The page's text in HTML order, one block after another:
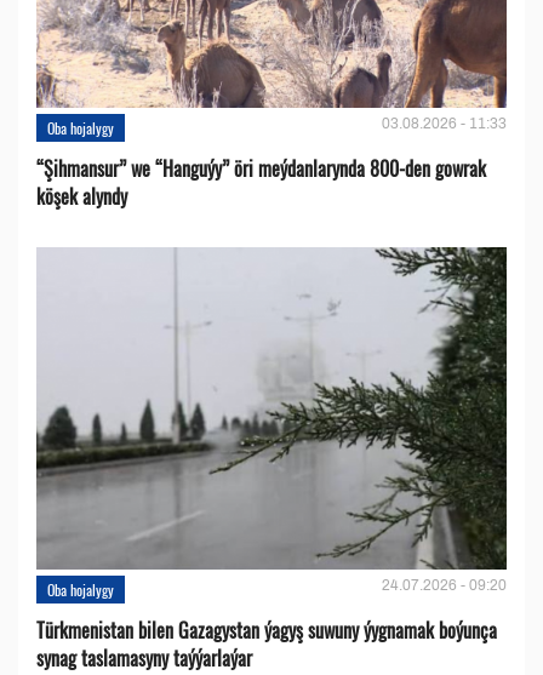
Oba hojalygy 03.08.2026 - 11:33
“Şihmansur” we “Hanguýy” öri meýdanlarynda 800-den gowrak
köşek alyndy
Oba hojalygy 24.07.2026 - 09:20
Türkmenistan bilen Gazagystan ýagyş suwuny ýygnamak boýunça
synag taslamasyny taýýarlaýar